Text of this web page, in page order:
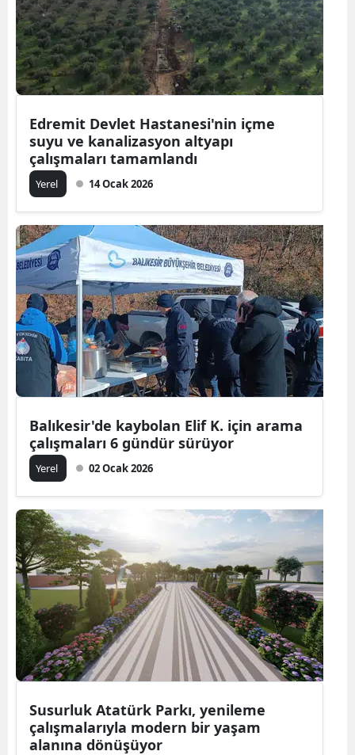
Edremit Devlet Hastanesi'nin içme
suyu ve kanalizasyon altyapı
çalışmaları tamamlandı
Yerel 14 Ocak 2026
Balıkesir'de kaybolan Elif K. için arama
çalışmaları 6 gündür sürüyor
Yerel 02 Ocak 2026
Susurluk Atatürk Parkı, yenileme
çalışmalarıyla modern bir yaşam
alanına dönüşüyor